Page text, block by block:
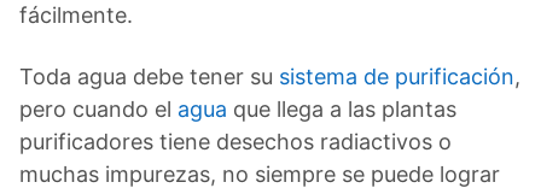
fácilmente.
Toda agua debe tener su sistema de purificación,
pero cuando el agua que llega a las plantas
purificadores tiene desechos radiactivos o
muchas impurezas, no siempre se puede lograr